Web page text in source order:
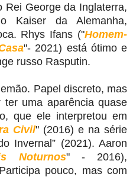
Rei George da Inglaterra,
da Alemanha,
Rhys Ifans ("Homem-
"- 2021) está ótimo e
russo Rasputin.
Papel discreto, mas
uma aparência quase
que ele interpretou em
Civil" (2016) e na série
Invernal” (2021). Aaron
Noturnos" - 2016),
pouco, mas com